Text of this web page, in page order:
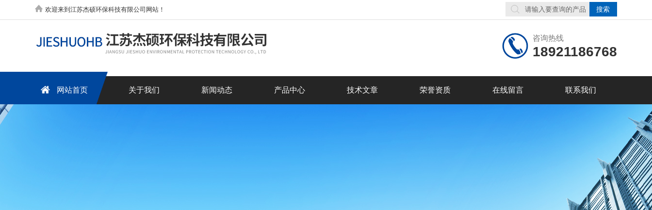
欢迎来到江苏杰硕环保科技有限公司网站！
咨询热线
18921186768
网站首页 关于我们 新闻动态 产品中心 技术文章 荣誉资质 在线留言 联系我们